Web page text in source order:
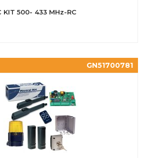
KIT 500- 433 MHz-RC
GN51700781